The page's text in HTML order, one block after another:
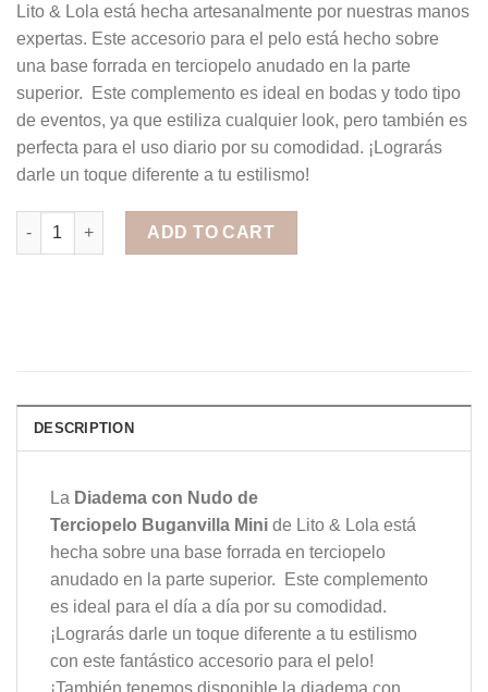
Lito & Lola está hecha artesanalmente por nuestras manos
expertas. Este accesorio para el pelo está hecho sobre
una base forrada en terciopelo anudado en la parte
superior. Este complemento es ideal en bodas y todo tipo
de eventos, ya que estiliza cualquier look, pero también es
perfecta para el uso diario por su comodidad. ¡Lograrás
darle un toque diferente a tu estilismo!
Diadema con Nudo de Terciopelo Buganvilla Mini quantity
ADD TO CART
DESCRIPTION
La Diadema con Nudo de
Terciopelo Buganvilla Mini de Lito & Lola está
hecha sobre una base forrada en terciopelo
anudado en la parte superior. Este complemento
es ideal para el día a día por su comodidad.
¡Lograrás darle un toque diferente a tu estilismo
con este fantástico accesorio para el pelo!
¡También tenemos disponible la diadema con